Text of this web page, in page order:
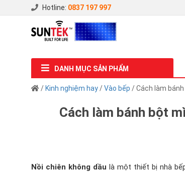
Hotline: 0837 197 997
DANH MỤC SẢN PHẨM
/ Kinh nghiệm hay/Vào bếp / Cách làm
Cách làm bánh bột
Nồi chiên không dầu là một thiết bị nhà